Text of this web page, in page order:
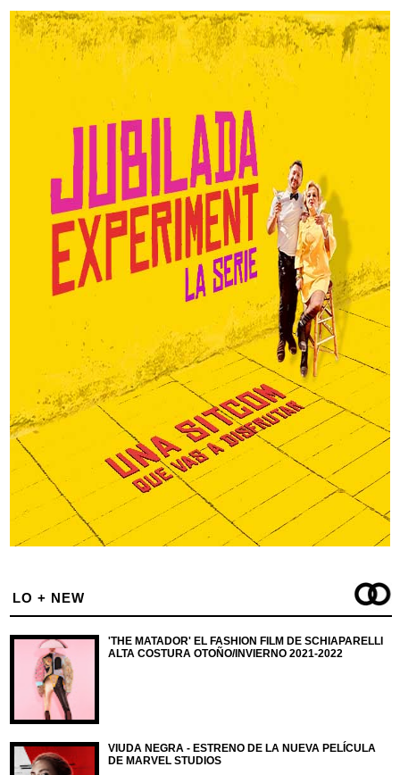
LO + NEW
'THE MATADOR' EL FASHION FILM DE SCHIAPARELLI
ALTA COSTURA OTOÑO/INVIERNO 2021-2022
VIUDA NEGRA - ESTRENO DE LA NUEVA PELÍCULA
DE MARVEL STUDIOS